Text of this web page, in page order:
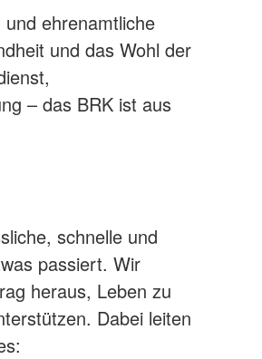
ehrenamtliche
und das Wohl der
– das BRK ist aus
schnelle und
passiert. Wir
heraus, Leben zu
Dabei leiten